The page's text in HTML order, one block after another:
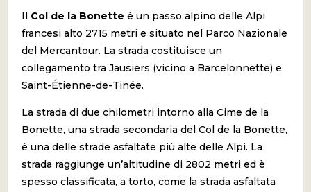
Il Col de la Bonette è un passo alpino delle Alpi
francesi alto 2715 metri e situato nel Parco Nazionale
del Mercantour. La strada costituisce un
collegamento tra Jausiers (vicino a Barcelonnette) e
Saint-Étienne-de-Tinée.
La strada di due chilometri intorno alla Cime de la
Bonette, una strada secondaria del Col de la Bonette,
è una delle strade asfaltate più alte delle Alpi. La
strada raggiunge un’altitudine di 2802 metri ed è
spesso classificata, a torto, come la strada asfaltata